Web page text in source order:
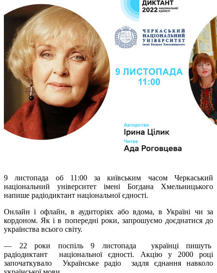
9 листопада об
11:00 за київським часом Черкаський
національний університет імені Богдана Хмельницького
напише радіодиктант національної єдності.
Онлайн і офлайн, в аудиторіях або вдома, в Україні чи за
кордоном. Як і в попередні роки, запрошуємо доєднатися до
українства всього світу.
— 22 роки поспіль 9 листопада українці пишуть
радіодиктант національної єдності. Акцію у 2000 році
започаткувало Українське радіо задля єднання навколо